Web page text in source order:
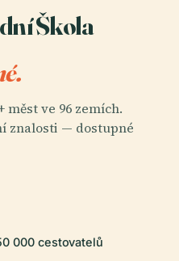
Škola
měst ve 96 zemích.
znalosti — dostupné
000 cestovatelů